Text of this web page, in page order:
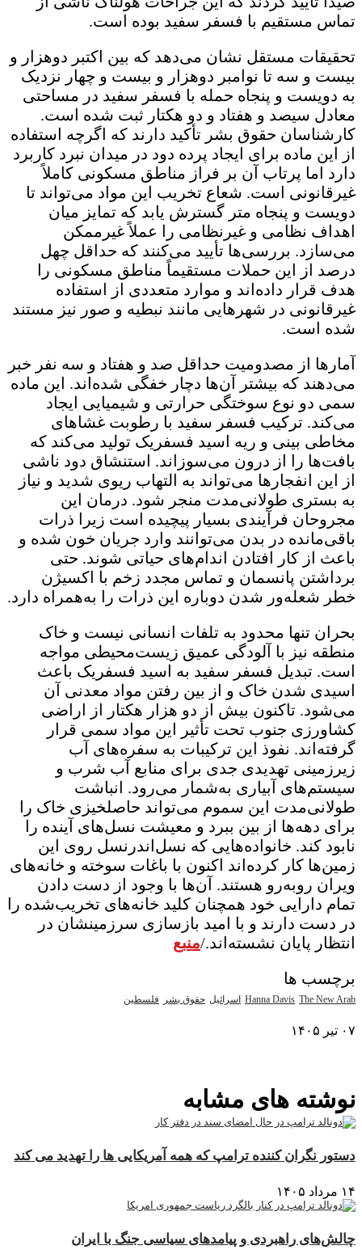
تماس مستقیم با فسفر سفید بوده است.
تحقیقات مستقل نشان می‌دهد که بین اکتبر دوهزار و
بیست و سه تا نوامبر دوهزار و بیست و چهار نزدیک
به دویست و پنجاه حمله با فسفر سفید در مساحتی
معادل سیصد و هفتاد و دو هکتار ثبت شده است.
کارشناسان حقوق بشر تأکید دارند که اگرچه استفاده
از این ماده برای ایجاد پرده دود در میدان نبرد کاربرد
دارد اما پرتاب آن بر فراز مناطق مسکونی کاملاً
غیرقانونی است. شعاع تخریب این مواد می‌تواند تا
دویست و پنجاه متر گسترش یابد که تمایز میان
اهداف نظامی و غیرنظامی را عملاً غیرممکن
می‌سازد. بررسی‌ها تأیید می‌کنند که حداقل چهل
درصد از این حملات مستقیماً مناطق مسکونی را
هدف قرار داده‌اند و موارد متعددی از استفاده
غیرقانونی در شهرهایی مانند نبطیه و صور نیز مستند
شده است.
آمارها از مصدومیت حداقل صد و هفتاد و سه نفر خبر
می‌دهند که بیشتر آن‌ها دچار خفگی شده‌اند. این ماده
سمی دو نوع سوختگی حرارتی و شیمیایی ایجاد
می‌کند. ترکیب فسفر سفید با رطوبت غشاهای
مخاطی بینی و ریه اسید فسفریک تولید می‌کند که
بافت‌ها را از درون می‌سوزاند. استنشاق دود ناشی
از این انفجارها می‌تواند به التهاب ریوی شدید و نیاز
به بستری طولانی‌مدت منجر شود. درمان این
مجروحان فرآیندی بسیار پیچیده است زیرا ذرات
باقی‌مانده در بدن می‌توانند وارد جریان خون شده و
باعث از کار افتادن اندام‌های حیاتی شوند. حتی
برداشتن پانسمان و تماس مجدد زخم با اکسیژن
خطر شعله‌ور شدن دوباره این ذرات را به‌همراه دارد.
بحران تنها محدود به تلفات انسانی نیست و خاک
منطقه نیز با آلودگی عمیق زیست‌محیطی مواجه
است. تبدیل فسفر سفید به اسید فسفریک باعث
اسیدی شدن خاک و از بین رفتن مواد معدنی آن
می‌شود. تاکنون بیش از دو هزار هکتار از اراضی
کشاورزی جنوب تحت تأثیر این مواد سمی قرار
گرفته‌اند. نفوذ این ترکیبات به سفره‌های آب
زیرزمینی تهدیدی جدی برای منابع آب شرب و
سیستم‌های آبیاری به‌شمار می‌رود. انباشت
طولانی‌مدت این سموم می‌تواند حاصلخیزی خاک را
برای دهه‌ها از بین ببرد و معیشت نسل‌های آینده را
نابود کند. خانواده‌هایی که نسل‌اندرنسل روی این
زمین‌ها کار کرده‌اند اکنون با باغات سوخته و خانه‌های
ویران روبه‌رو هستند. آن‌ها با وجود از دست دادن
تمام دارایی خود همچنان کلید خانه‌های تخریب‌شده را
در دست دارند و با امید بازسازی سرزمینشان در
انتظار پایان نشسته‌اند./منبع
برچسب ها
Hanna Davis The New Arab اسرائیل حقوق بشر فلسطین
۰۷ تیر ۱۴۰۵
نوشته های مشابه
دستور نگران کننده ترامپ که همه آمریکایی ها را تهدید می کند
۱۴ مرداد ۱۴۰۵
چالش‌های راهبردی و پیامدهای سیاسی جنگ با ایران